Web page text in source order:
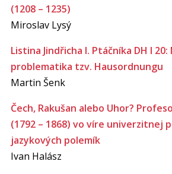
(1208 – 1235)
Miroslav Lysý
Listina Jindřicha I. Ptáčníka DH I
problematika tzv. Hausordnungu
Martin Šenk
Čech, Rakušan alebo Uhor?
(1792 – 1868) vo víre univerzitnej
jazykových polemík
Ivan Halász